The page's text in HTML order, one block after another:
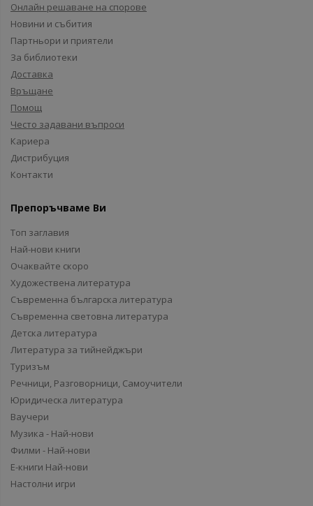
Онлайн решаване на спорове
Новини и събития
Партньори и приятели
За библиотеки
Доставка
Връщане
Помощ
Често задавани въпроси
Кариера
Дистрибуция
Контакти
Препоръчваме Ви
Топ заглавия
Най-нови книги
Очаквайте скоро
Художествена литература
Съвременна българска литература
Съвременна световна литература
Детска литература
Литература за тийнейджъри
Туризъм
Речници, Разговорници, Самоучители
Юридическа литература
Ваучери
Музика - Най-нови
Филми - Най-нови
Е-книги Най-нови
Настолни игри